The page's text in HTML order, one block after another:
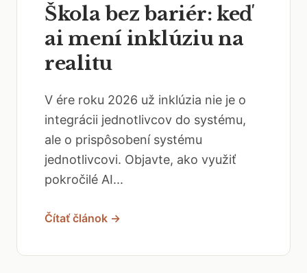
Škola bez bariér: keď
ai mení inklúziu na
realitu
V ére roku 2026 už inklúzia nie je o
integrácii jednotlivcov do systému,
ale o prispôsobení systému
jednotlivcovi. Objavte, ako využiť
pokročilé AI...
Čítať článok →